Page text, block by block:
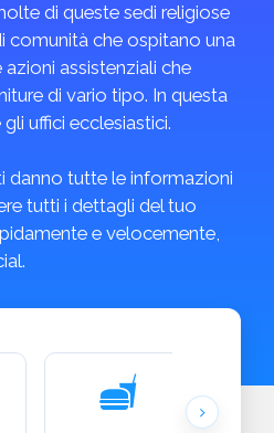
di queste sedi religiose
comunità che ospitano una
assistenziali che
di vario tipo. In questa
uffici ecclesiastici.
danno tutte le informazioni
tutti i dettagli del tuo
e velocemente,